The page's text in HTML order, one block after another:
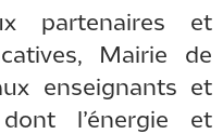
partenaires et
Mairie de
enseignants et
l’énergie et